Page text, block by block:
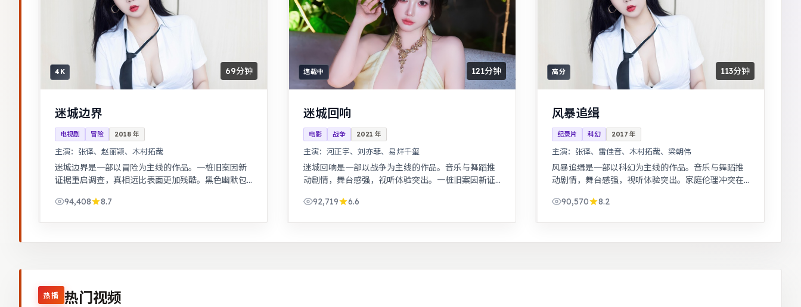
4K 69分钟
迷城边界
电视剧 冒险 2018 年
主演： 张译、赵丽颖、木村拓哉
迷城边界是一部以冒险为主线的作品。一桩旧案因新
证据重启调查，真相远比表面更加残酷。黑色幽默包
94,408
8.7
连载中 121分钟
迷城回响
电影 战争 2021 年
主演： 河正宇、刘亦菲、易烊千玺
迷城回响是一部以战争为主线的作品。音乐与舞蹈推
动剧情，舞台感强，视听体验突出。一桩旧案因新证
92,719
6.6
高分 113分钟
风暴追缉
纪录片 科幻 2017 年
主演： 张译、雷佳音、木村拓哉、梁朝伟
风暴追缉是一部以科幻为主线的作品。音乐与舞蹈推
动剧情，舞台感强，视听体验突出。家庭伦理冲突在
90,570
8.2
热播 热门视频